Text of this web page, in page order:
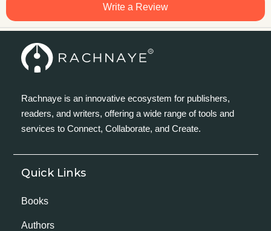
Write a Review
Rachnaye is an innovative ecosystem for publishers,
readers, and writers, offering a wide range of tools and
services to Connect, Collaborate, and Create.
Quick Links
Books
Authors